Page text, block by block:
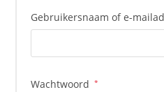
Gebruikersnaam of e-
Wachtwoord *